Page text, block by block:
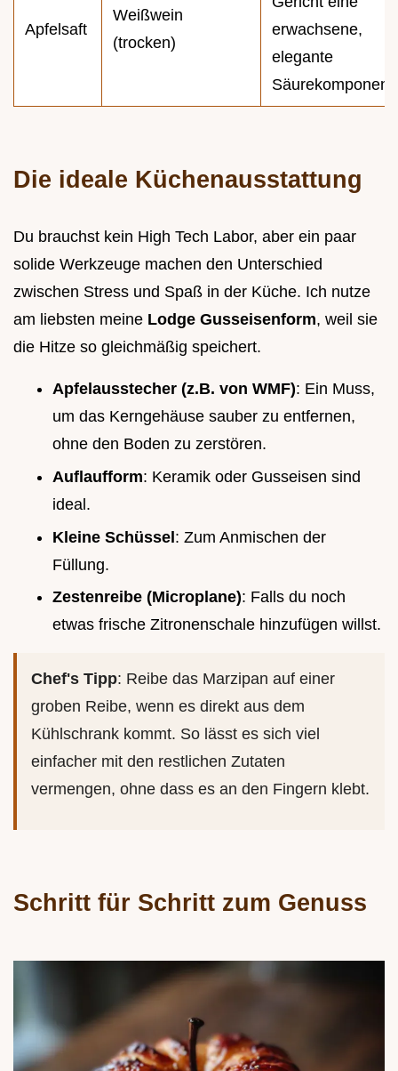
Apfelsaft
Weißwein
(trocken)
erwachsene,
elegante
Die ideale Küchenausstattung
Du brauchst kein High Tech Labor, aber ein paar
solide Werkzeuge machen den Unterschied
zwischen Stress und Spaß in der Küche. Ich nutze
am liebsten meine Lodge Gusseisenform, weil sie
die Hitze so gleichmäßig speichert.
Apfelausstecher (z.B. von WMF): Ein Muss,
um das Kerngehäuse sauber zu entfernen,
ohne den Boden zu zerstören.
Auflaufform: Keramik oder Gusseisen sind
ideal.
Kleine Schüssel: Zum Anmischen der
Füllung.
Zestenreibe (Microplane): Falls du noch
etwas frische Zitronenschale hinzufügen willst.
Chef's Tipp: Reibe das Marzipan auf einer
groben Reibe, wenn es direkt aus dem
Kühlschrank kommt. So lässt es sich viel
einfacher mit den restlichen Zutaten
vermengen, ohne dass es an den Fingern klebt.
Schritt für Schritt zum Genuss